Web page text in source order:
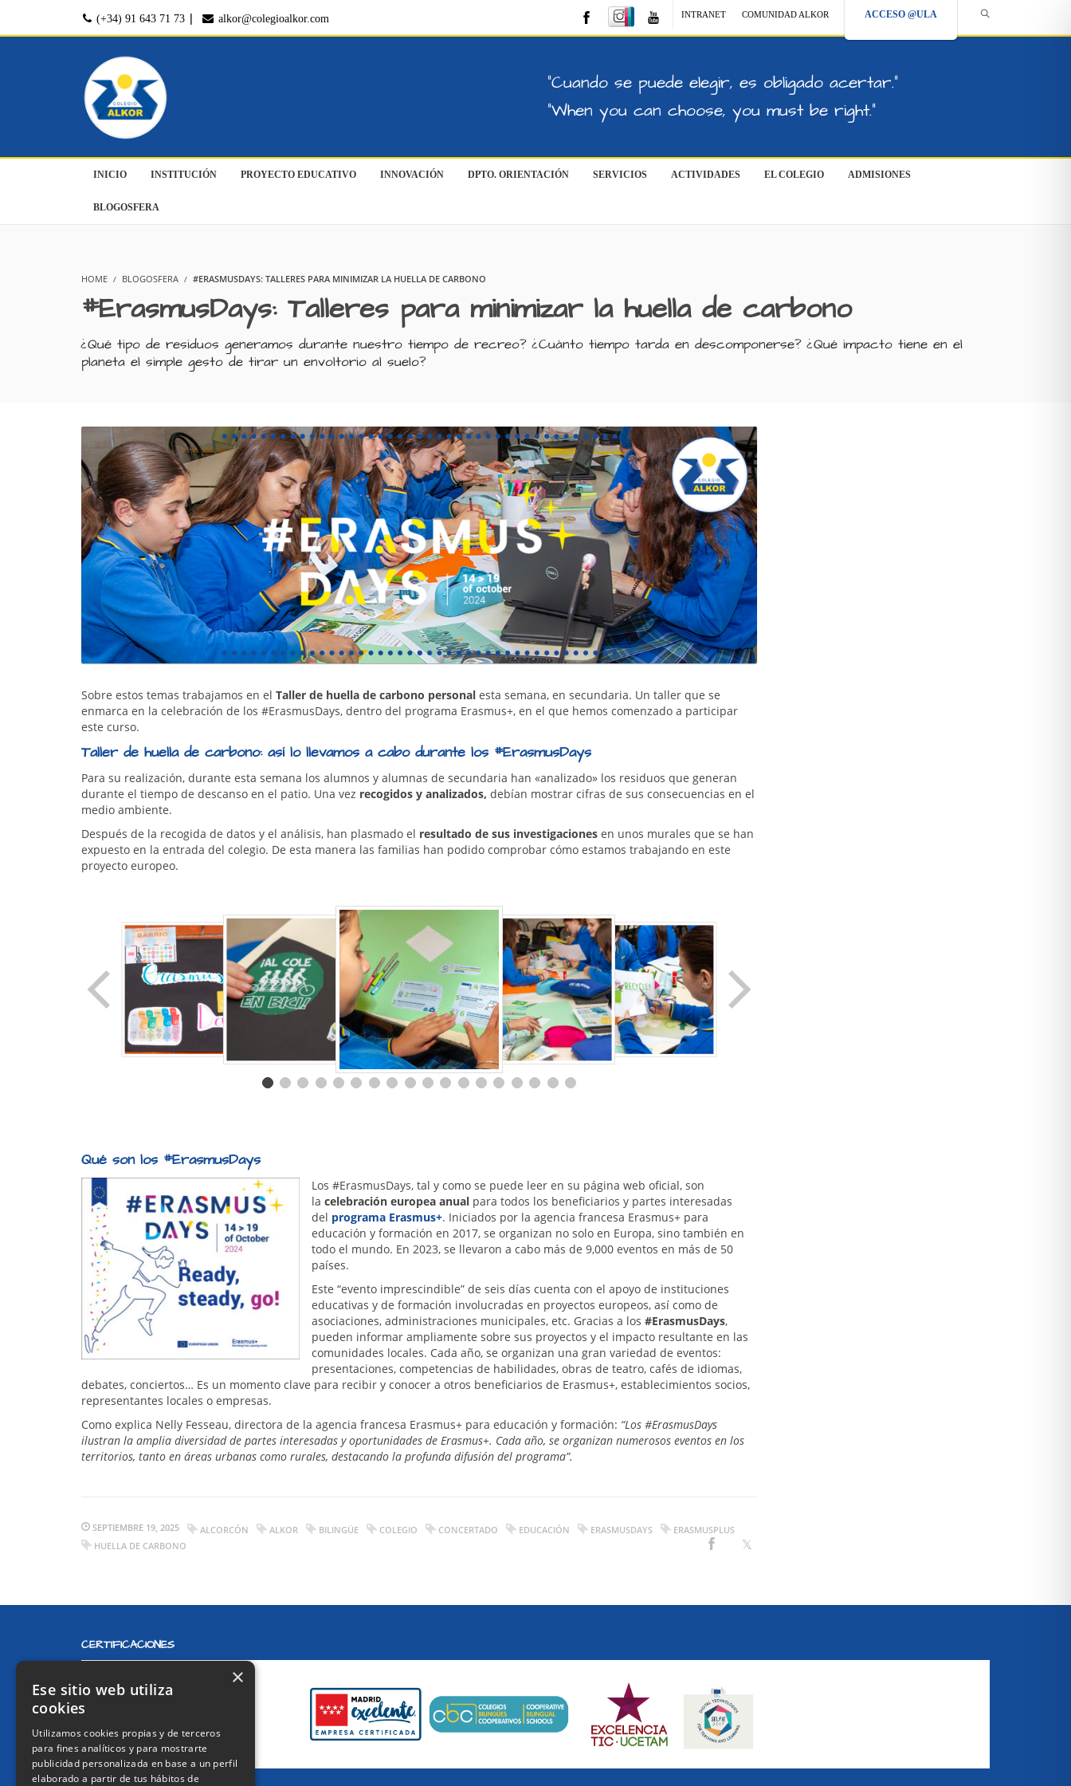
(+34) 91 643 71 73 | alkor@colegioalkor.com INTRANET COMUNIDAD ALKOR ACCESO @ULA
"Cuando se puede elegir, es obligado acertar."
"When you can choose, you must be right."
INICIO INSTITUCIÓN PROYECTO EDUCATIVO INNOVACIÓN DPTO. ORIENTACIÓN SERVICIOS ACTIVIDADES EL COLEGIO ADMISIONES
BLOGOSFERA
HOME BLOGOSFERA #ERASMUSDAYS: TALLERES PARA MINIMIZAR LA HUELLA DE CARBONO
#ErasmusDays: Talleres para minimizar la huella de carbono
¿Qué tipo de residuos generamos durante nuestro tiempo de recreo? ¿Cuánto tiempo tarda en descomponerse? ¿Qué impacto tiene en el
planeta el simple gesto de tirar un envoltorio al suelo?
Sobre estos temas trabajamos en el Taller de huella de carbono personal esta semana, en secundaria. Un taller que se
enmarca en la celebración de los #ErasmusDays, dentro del programa Erasmus+, en el que hemos comenzado a participar
este curso.
Taller de huella de carbono: así lo llevamos a cabo durante los #ErasmusDays
Para su realización, durante esta semana los alumnos y alumnas de secundaria han «analizado» los residuos que generan
durante el tiempo de descanso en el patio. Una vez recogidos y analizados, debían mostrar cifras de sus consecuencias en el
medio ambiente.
Después de la recogida de datos y el análisis, han plasmado el resultado de sus investigaciones en unos murales que se han
expuesto en la entrada del colegio. De esta manera las familias han podido comprobar cómo estamos trabajando en este
proyecto europeo.
Qué son los #ErasmusDays
Los #ErasmusDays, tal y como se puede leer en su página web oficial, son
la celebración europea anual para todos los beneficiarios y partes interesadas
del programa Erasmus+. Iniciados por la agencia francesa Erasmus+ para
educación y formación en 2017, se organizan no solo en Europa, sino también en
todo el mundo. En 2023, se llevaron a cabo más de 9,000 eventos en más de 50
países.
Este “evento imprescindible” de seis días cuenta con el apoyo de instituciones
educativas y de formación involucradas en proyectos europeos, así como de
asociaciones, administraciones municipales, etc. Gracias a los #ErasmusDays,
pueden informar ampliamente sobre sus proyectos y el impacto resultante en las
comunidades locales. Cada año, se organizan una gran variedad de eventos:
presentaciones, competencias de habilidades, obras de teatro, cafés de idiomas,
debates, conciertos… Es un momento clave para recibir y conocer a otros beneficiarios de Erasmus+, establecimientos socios,
representantes locales o empresas.
Como explica Nelly Fesseau, directora de la agencia francesa Erasmus+ para educación y formación: “Los #ErasmusDays
ilustran la amplia diversidad de partes interesadas y oportunidades de Erasmus+. Cada año, se organizan numerosos eventos en los
territorios, tanto en áreas urbanas como rurales, destacando la profunda difusión del programa”.
SEPTIEMBRE 19, 2025 ALCORCÓN ALKOR BILINGÜE COLEGIO CONCERTADO EDUCACIÓN ERASMUSDAYS
ERASMUSPLUS
HUELLA DE CARBONO
CERTIFICACIONES
×
Ese sitio web utiliza
cookies
Utilizamos cookies propias y de terceros
para fines analíticos y para mostrarte
publicidad personalizada en base a un perfil
elaborado a partir de tus hábitos de